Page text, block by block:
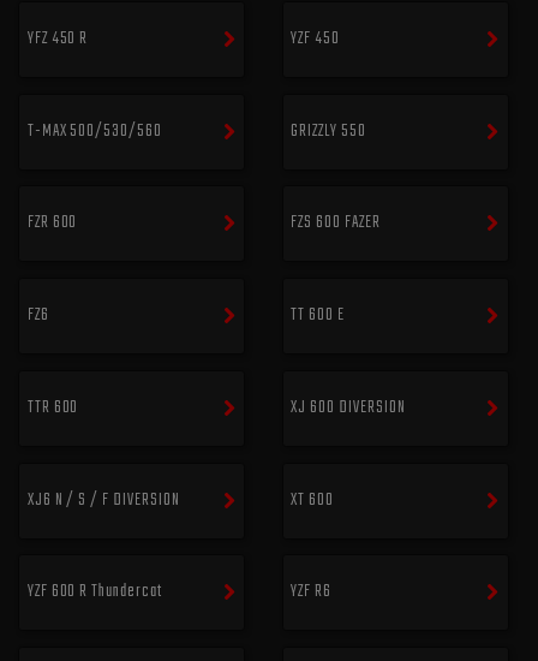
YFZ 450 R YZF 450
T-MAX 500/530/560 GRIZZLY 550
FZR 600 FZS 600 FAZER
FZ6 TT 600 E
TTR 600 XJ 600 DIVERSION
XJ6 N / S / F DIVERSION XT 600
YZF 600 R Thundercat YZF R6